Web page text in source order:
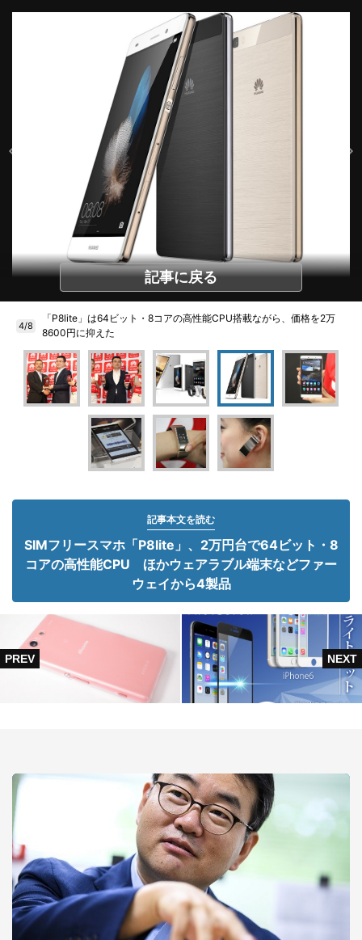
記事に戻る
4/8
「P8lite」は64ビット・8コアの高性能CPU搭載ながら、価格を2万
8600円に抑えた
記事本文を読む
SIMフリースマホ「P8lite」、2万円台で64ビット・8
コアの高性能CPU ほかウェアラブル端末などファー
ウェイから4製品